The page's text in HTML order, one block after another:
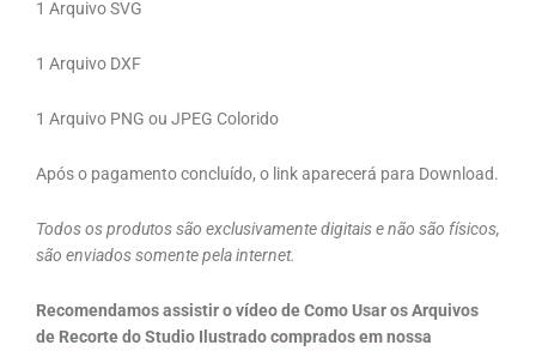
1 Arquivo SVG
1 Arquivo DXF
1 Arquivo PNG ou JPEG Colorido
Após o pagamento concluído, o link aparecerá para Download.
Todos os produtos são exclusivamente digitais e não são físicos,
são enviados somente pela internet.
Recomendamos assistir o vídeo de Como Usar os Arquivos
de Recorte do Studio Ilustrado comprados em nossa